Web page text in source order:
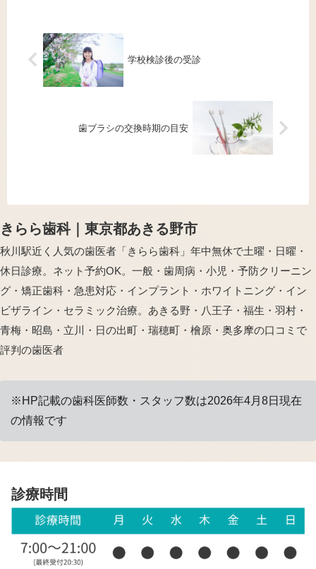
学校検診後の受診
歯ブラシの交換時期の目安
きらら歯科｜東京都あきる野市
秋川駅近く人気の歯医者「きらら歯科」年中無休で土曜・日曜・
休日診療。ネット予約OK。一般・歯周病・小児・予防クリーニン
グ・矯正歯科・急患対応・インプラント・ホワイトニング・イン
ビザライン・セラミック治療。あきる野・八王子・福生・羽村・
青梅・昭島・立川・日の出町・瑞穂町・檜原・奥多摩の口コミで
評判の歯医者
※HP記載の歯科医師数・スタッフ数は2026年4月8日現在
の情報です
診療時間